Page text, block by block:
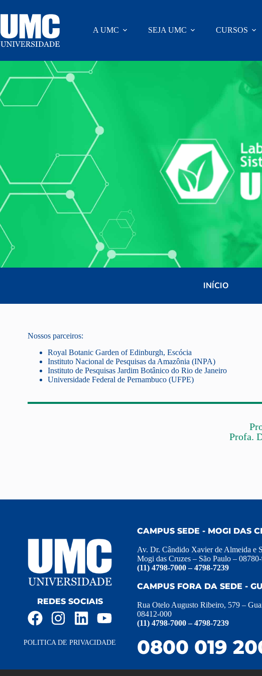
A UMC SEJA UMC CURSOS
INÍCIO
Nossos parceiros:
Royal Botanic Garden of Edinburgh, Escócia
Instituto Nacional de Pesquisas da Amazônia (INPA)
Instituto de Pesquisas Jardim Botânico do Rio de Janeiro
Universidade Federal de Pernambuco (UFPE)
Profa.
REDES SOCIAIS
POLITICA DE PRIVACIDADE
CAMPUS SEDE - MOGI DAS
Av. Dr. Cândido Xavier de Almeida e
Mogi das Cruzes – São Paulo – 08780-
(11) 4798-7000 – 4798-7239
CAMPUS FORA DA SEDE -
Rua Otelo Augusto Ribeiro, 579 –
08412-000
(11) 4798-7000 – 4798-7239
0800 019